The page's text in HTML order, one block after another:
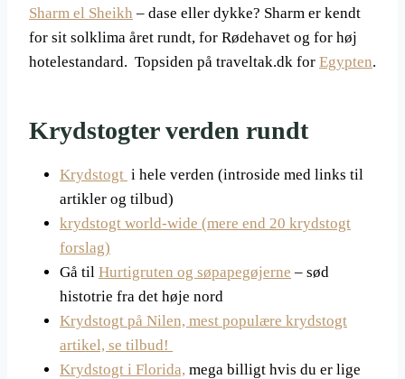
Sharm el Sheikh – dase eller dykke? Sharm er kendt
for sit solklima året rundt, for Rødehavet og for høj
hotelestandard. Topsiden på traveltak.dk for Egypten.
Krydstogter verden rundt
Krydstogt i hele verden (introside med links til
artikler og tilbud)
krydstogt world-wide (mere end 20 krydstogt
forslag)
Gå til Hurtigruten og søpapegøjerne – sød
histotrie fra det høje nord
Krydstogt på Nilen, mest populære krydstogt
artikel, se tilbud!
Krydstogt i Florida, mega billigt hvis du er lige